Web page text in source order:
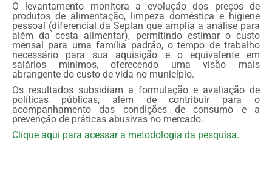
O levantamento monitora a evolução dos preços de
produtos de alimentação, limpeza doméstica e higiene
pessoal (diferencial da Seplan que amplia a análise para
além da cesta alimentar), permitindo estimar o custo
mensal para uma família padrão, o tempo de trabalho
necessário para sua aquisição e o equivalente em
salários mínimos, oferecendo uma visão mais
abrangente do custo de vida no município.
Os resultados subsidiam a formulação e avaliação de
políticas públicas, além de contribuir para o
acompanhamento das condições de consumo e a
prevenção de práticas abusivas no mercado.
Clique aqui para acessar a metodologia da pesquisa.